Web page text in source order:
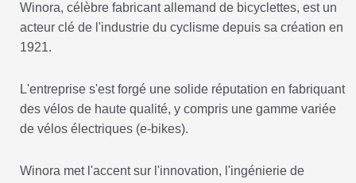
Winora, célèbre fabricant allemand de bicyclettes, est un
acteur clé de l'industrie du cyclisme depuis sa création en
1921.
L'entreprise s'est forgé une solide réputation en fabriquant
des vélos de haute qualité, y compris une gamme variée
de vélos électriques (e-bikes).
Winora met l'accent sur l'innovation, l'ingénierie de